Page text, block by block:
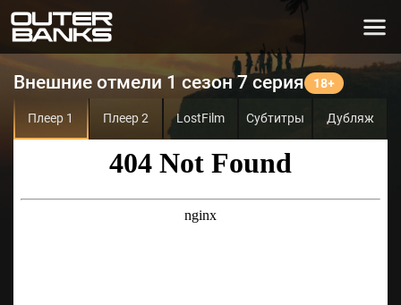
Внешние отмели 1 сезон 7 серия
Плеер 1 Плеер 2 LostFilm Субтитры Дубляж